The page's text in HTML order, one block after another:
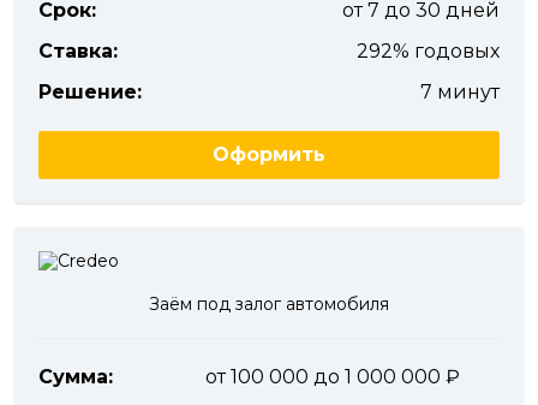
Срок:
от 7 до 30 дней
Ставка:
292% годовых
Решение:
7 минут
Оформить
Заём под залог автомобиля
Сумма:
от 100 000 до 1 000 000